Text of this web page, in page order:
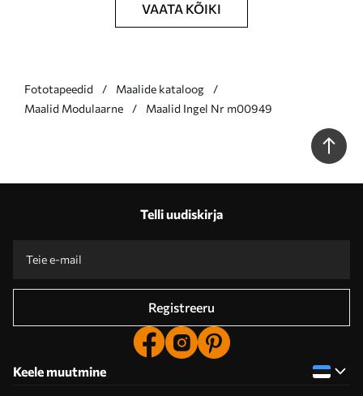
VAATA KÕIKI
Fototapeedid
Maalide kataloog
Maalid Modulaarne
Maalid Ingel Nr m00949
Telli uudiskirja
Registreeru
Keele muutmine